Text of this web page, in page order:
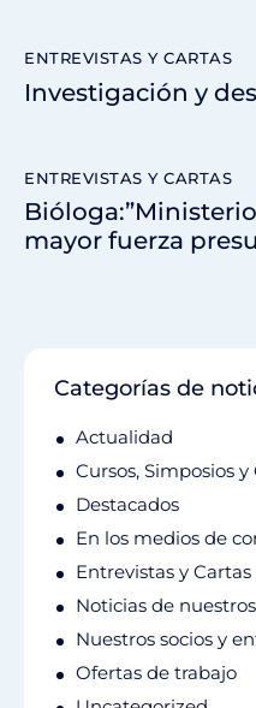
ENTREVISTAS Y CARTAS
Investigación y
ENTREVISTAS Y CARTAS
mayor fuerza
Categorías de
Actualidad
Cursos, Simposios y
Destacados
En los medios de
Entrevistas y Cartas
Noticias de
Nuestros socios y
Ofertas de trabajo